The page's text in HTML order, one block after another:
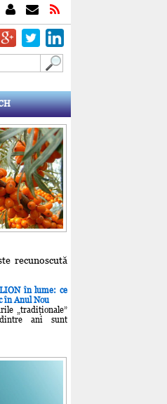
recunoscută
în lume: ce
în Anul Nou
„tradiţionale”
ani sunt